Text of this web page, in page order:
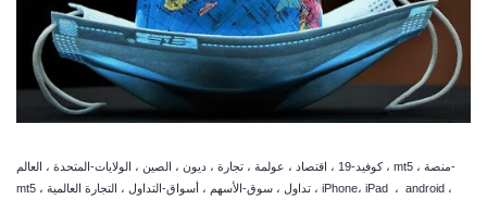
كوفيد-19 ، اقتصاد ، عولمة ، تجارة ، ديون ، الصين ، الولايات-المتحدة ، العالم ، mt5 ، منصة-
mt5 ، تداول ، سوق-الأسهم ، أسواق-التداول ، التجارة العالمية ، iPhone، iPad ، android ،